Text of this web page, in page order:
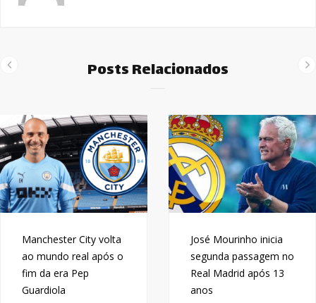
Posts Relacionados
Manchester City volta
ao mundo real após o
fim da era Pep
Guardiola
José Mourinho inicia
segunda passagem no
Real Madrid após 13
anos